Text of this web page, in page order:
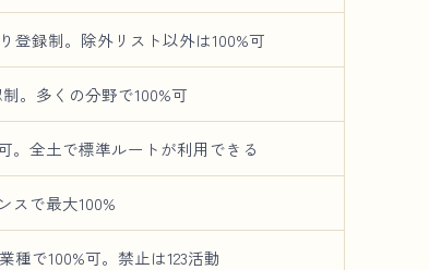
登録制。除外リスト以外は100%可
。多くの分野で100%可
。全土で標準ルートが利用できる
スで最大100%
種で100%可。禁止は123活動